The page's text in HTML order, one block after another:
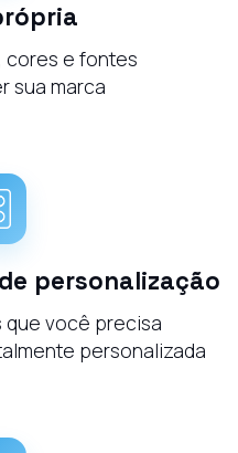
cores e fontes
sua marca
personalização
que você precisa
personalizada